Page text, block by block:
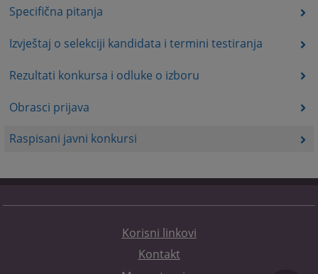
Specifična pitanja
Izvještaj o selekciji kandidata i termini testiranja
Rezultati konkursa i odluke o izboru
Obrasci prijava
Raspisani javni konkursi
Korisni linkovi
Kontakt